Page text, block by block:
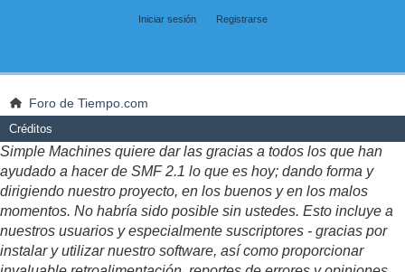
Iniciar sesión Registrarse
Foro de Tiempo.com
Créditos
Simple Machines quiere dar las gracias a todos los que han
ayudado a hacer de SMF 2.1 lo que es hoy; dando forma y
dirigiendo nuestro proyecto, en los buenos y en los malos
momentos. No habría sido posible sin ustedes. Esto incluye a
nuestros usuarios y especialmente suscriptores - gracias por
instalar y utilizar nuestro software, así como proporcionar